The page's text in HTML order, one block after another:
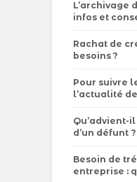
L’archivage
infos et
Rachat de
besoins ?
Pour suivre
l’actualité
Qu’advient-
d’un défunt ?
Besoin de
entreprise :